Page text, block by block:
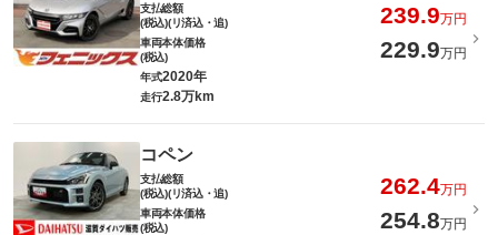
支払総額
(税込)(リ済込・追)
239.9万円
車両本体価格
(税込)
229.9万円
年式2020年
走行2.8万km
コペン
支払総額
(税込)(リ済込・追)
262.4万円
車両本体価格
(税込)
254.8万円